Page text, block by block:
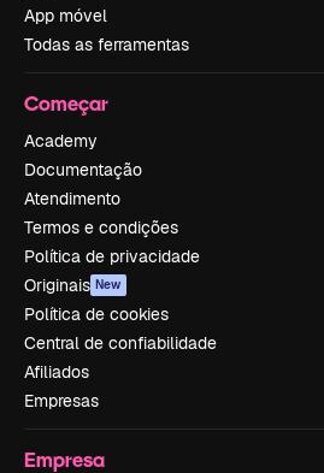
App móvel
Todas as ferramentas
Começar
Academy
Documentação
Atendimento
Termos e condições
Política de privacidade
Originais New
Política de cookies
Central de confiabilidade
Afiliados
Empresas
Empresa